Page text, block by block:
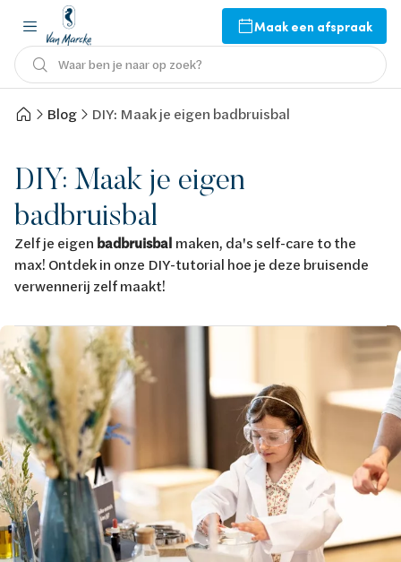
Maak een afspraak
Waar ben je naar op zoek?
Blog DIY: Maak je eigen badbruisbal
DIY: Maak je eigen
badbruisbal
Zelf je eigen badbruisbal maken, da's self-care to the
max! Ontdek in onze DIY-tutorial hoe je deze bruisende
verwennerij zelf maakt!
Afbeelding